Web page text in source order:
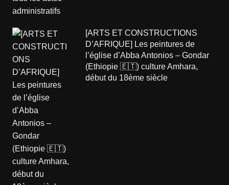
[ARTS ET CONSTRUCTIONS
D’AFRIQUE] Les peintures de
l’église d’Abba Antonios – Gondar
(Ethiopie 🇪🇹) culture Amhara,
début du 18ème siècle